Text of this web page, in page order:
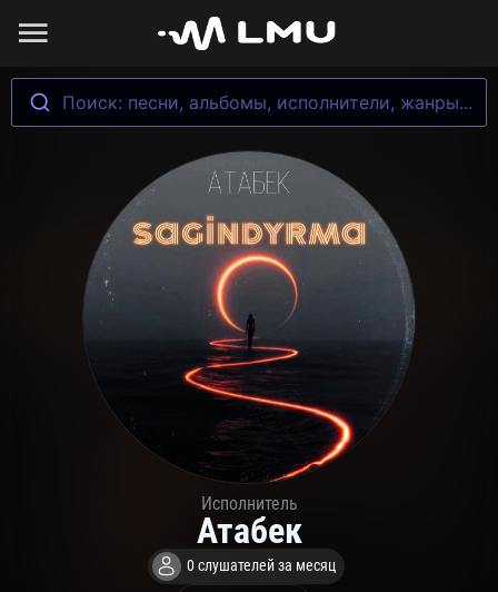
Поиск: песни, альбомы, исполнители, жанры...
Исполнитель
Атабек
0 слушателей за месяц